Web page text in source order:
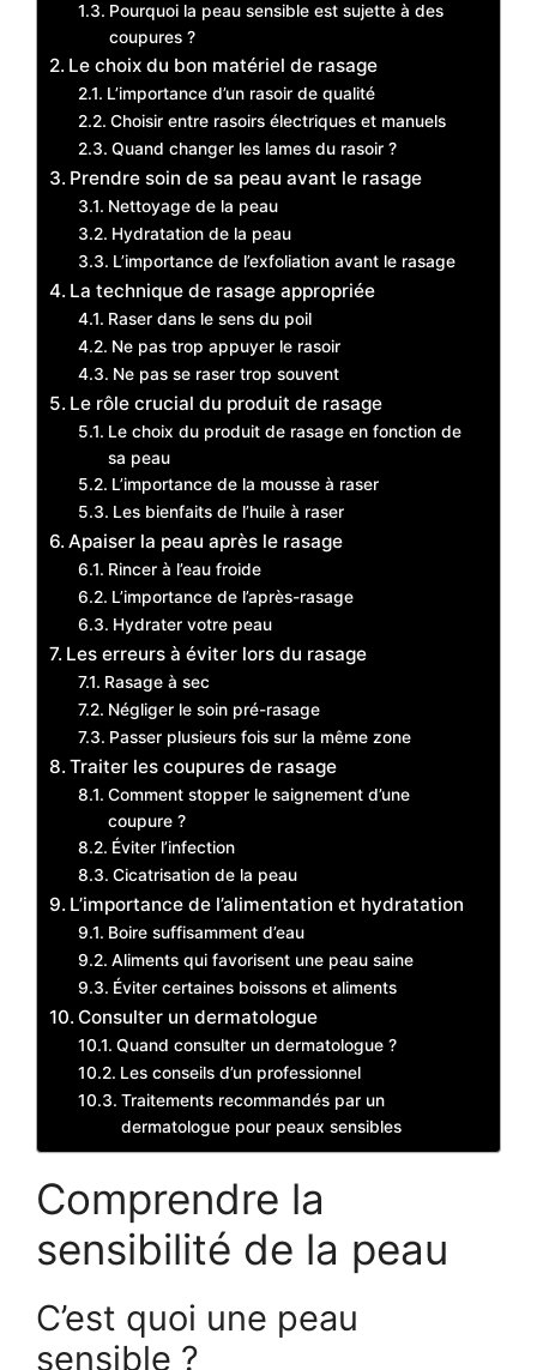
Pourquoi la peau sensible est sujette à des
coupures ?
Le choix du bon matériel de rasage
L’importance d’un rasoir de qualité
Choisir entre rasoirs électriques et manuels
Quand changer les lames du rasoir ?
Prendre soin de sa peau avant le rasage
Nettoyage de la peau
Hydratation de la peau
L’importance de l’exfoliation avant le rasage
La technique de rasage appropriée
Raser dans le sens du poil
Ne pas trop appuyer le rasoir
Ne pas se raser trop souvent
Le rôle crucial du produit de rasage
Le choix du produit de rasage en fonction de
sa peau
L’importance de la mousse à raser
Les bienfaits de l’huile à raser
Apaiser la peau après le rasage
Rincer à l’eau froide
L’importance de l’après-rasage
Hydrater votre peau
Les erreurs à éviter lors du rasage
Rasage à sec
Négliger le soin pré-rasage
Passer plusieurs fois sur la même zone
Traiter les coupures de rasage
Comment stopper le saignement d’une
coupure ?
Éviter l’infection
Cicatrisation de la peau
L’importance de l’alimentation et hydratation
Boire suffisamment d’eau
Aliments qui favorisent une peau saine
Éviter certaines boissons et aliments
Consulter un dermatologue
Quand consulter un dermatologue ?
Les conseils d’un professionnel
Traitements recommandés par un
dermatologue pour peaux sensibles
Comprendre la
sensibilité de la peau
C’est quoi une peau
sensible ?